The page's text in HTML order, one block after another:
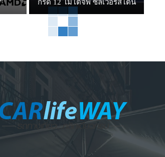
กริด 12 โมโตจีพี ซิลเวอร์สโตน